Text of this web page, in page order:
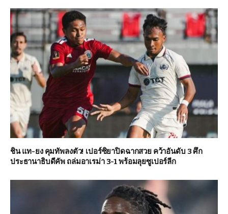
ชิน แท-ยง คุมทัพลงตัว! เปอร์ซิยาปิดฉากสวย คว้าอันดับ 3 ศึก
ประธานาธิบดีคัพ ถล่มอาเรม่า 3-1 พร้อมลุยซูเปอร์ลีก